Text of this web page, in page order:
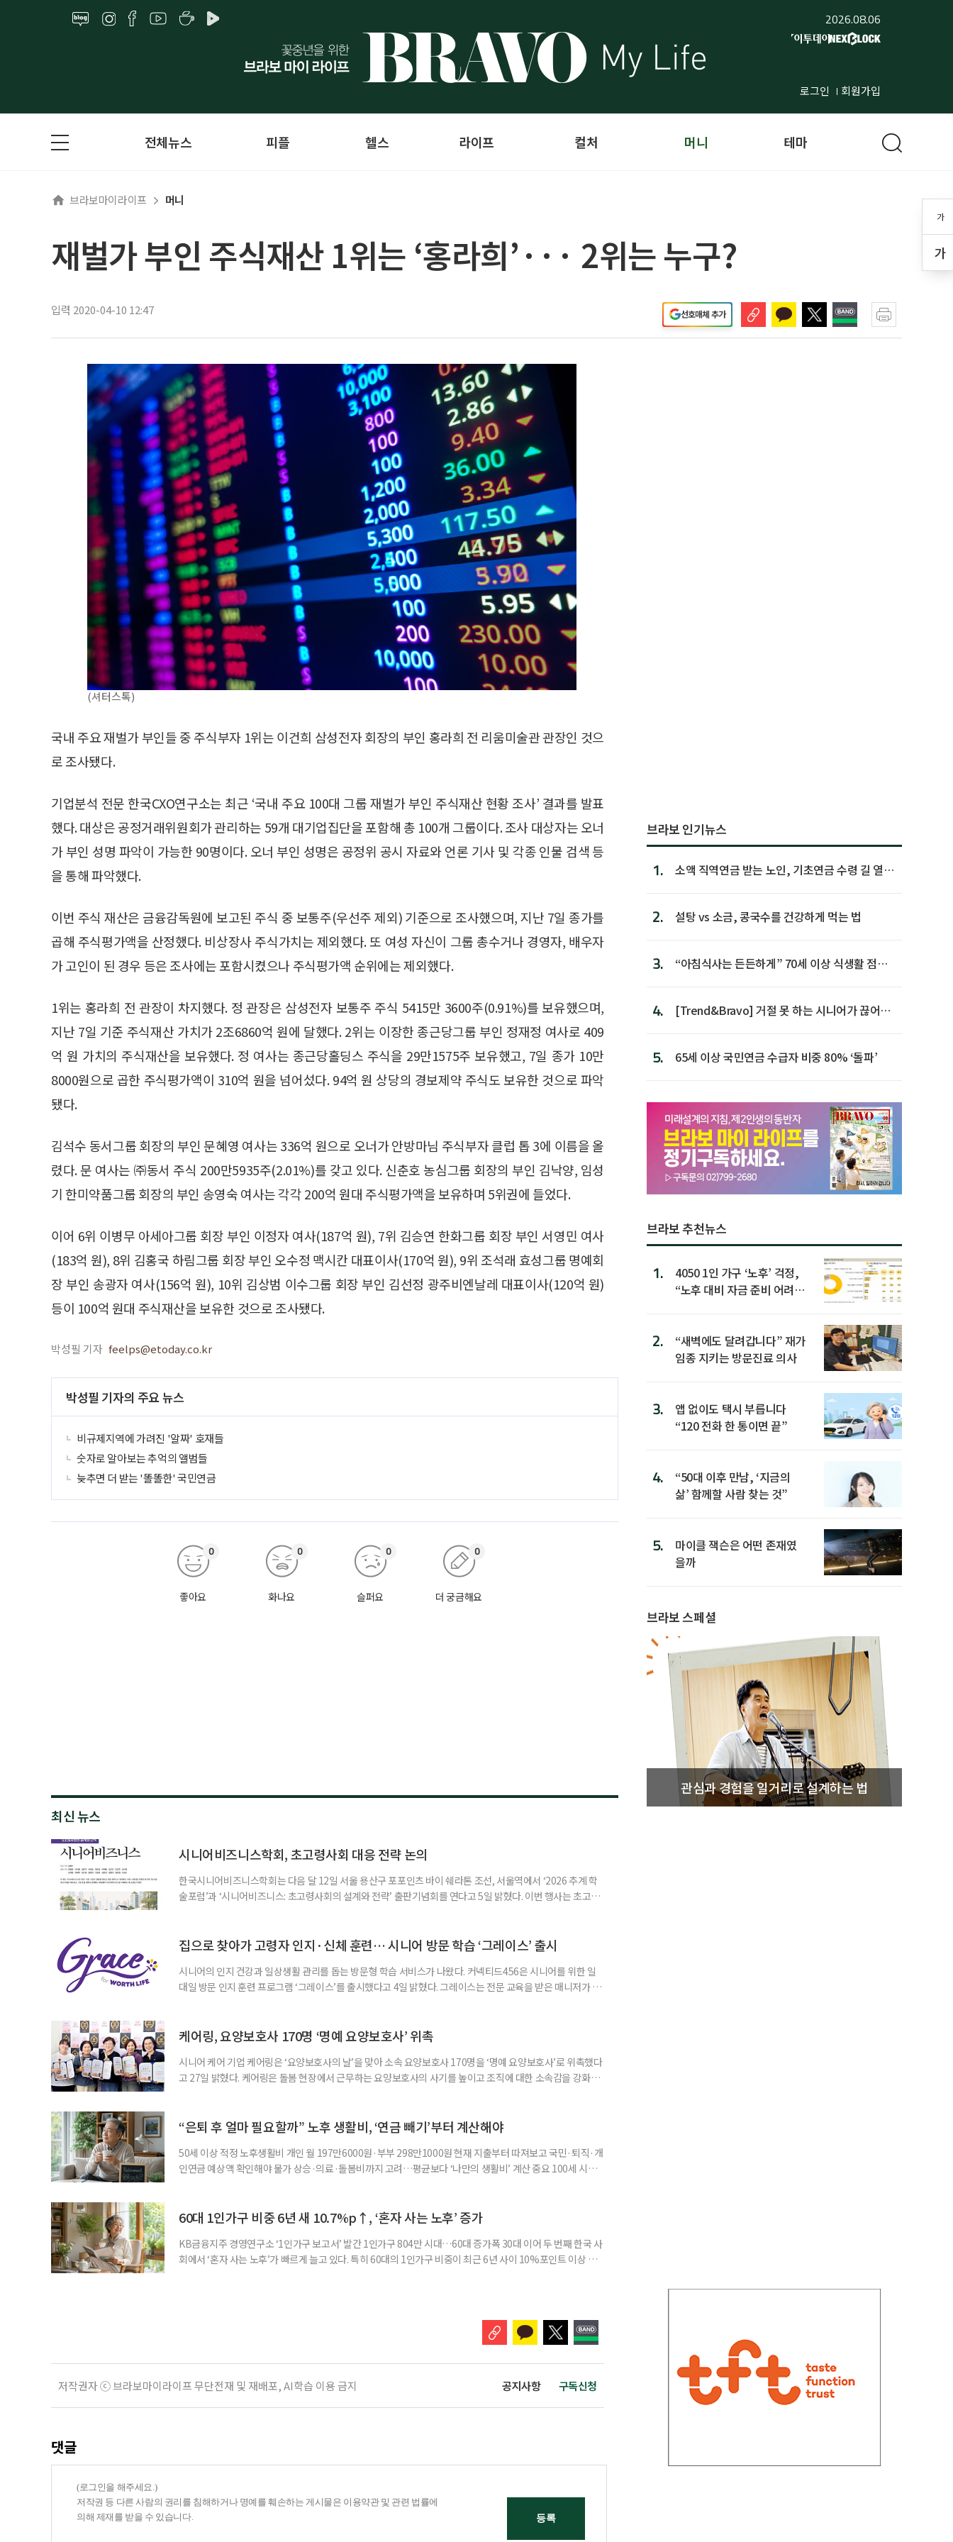
2026.08.06
로그인 회원가입
가
가
전체뉴스 피플 헬스 라이프 컬처 머니 테마
브라보마이라이프 머니
재벌가 부인 주식재산 1위는 ‘홍라희’··· 2위는 누구?
입력 2020-04-10 12:47 선호매체 추가
(셔터스톡)
국내 주요 재벌가 부인들 중 주식부자 1위는 이건희 삼성전자 회장의 부인 홍라희 전 리움미술관 관장인 것으
로 조사됐다.
기업분석 전문 한국CXO연구소는 최근 ‘국내 주요 100대 그룹 재벌가 부인 주식재산 현황 조사’ 결과를 발표
했다. 대상은 공정거래위원회가 관리하는 59개 대기업집단을 포함해 총 100개 그룹이다. 조사 대상자는 오너
가 부인 성명 파악이 가능한 90명이다. 오너 부인 성명은 공정위 공시 자료와 언론 기사 및 각종 인물 검색 등
을 통해 파악했다.
이번 주식 재산은 금융감독원에 보고된 주식 중 보통주(우선주 제외) 기준으로 조사했으며, 지난 7일 종가를
곱해 주식평가액을 산정했다. 비상장사 주식가치는 제외했다. 또 여성 자신이 그룹 총수거나 경영자, 배우자
가 고인이 된 경우 등은 조사에는 포함시켰으나 주식평가액 순위에는 제외했다.
1위는 홍라희 전 관장이 차지했다. 정 관장은 삼성전자 보통주 주식 5415만 3600주(0.91%)를 보유했으며,
지난 7일 기준 주식재산 가치가 2조6860억 원에 달했다. 2위는 이장한 종근당그룹 부인 정재정 여사로 409
억 원 가치의 주식재산을 보유했다. 정 여사는 종근당홀딩스 주식을 29만1575주 보유했고, 7일 종가 10만
8000원으로 곱한 주식평가액이 310억 원을 넘어섰다. 94억 원 상당의 경보제약 주식도 보유한 것으로 파악
됐다.
김석수 동서그룹 회장의 부인 문혜영 여사는 336억 원으로 오너가 안방마님 주식부자 클럽 톱 3에 이름을 올
렸다. 문 여사는 ㈜동서 주식 200만5935주(2.01%)를 갖고 있다. 신춘호 농심그룹 회장의 부인 김낙양, 임성
기 한미약품그룹 회장의 부인 송영숙 여사는 각각 200억 원대 주식평가액을 보유하며 5위권에 들었다.
이어 6위 이병무 아세아그룹 회장 부인 이정자 여사(187억 원), 7위 김승연 한화그룹 회장 부인 서영민 여사
(183억 원), 8위 김홍국 하림그룹 회장 부인 오수정 맥시칸 대표이사(170억 원), 9위 조석래 효성그룹 명예회
장 부인 송광자 여사(156억 원), 10위 김상범 이수그룹 회장 부인 김선정 광주비엔날레 대표이사(120억 원)
등이 100억 원대 주식재산을 보유한 것으로 조사됐다.
박성필 기자 feelps@etoday.co.kr
박성필 기자의 주요 뉴스
비규제지역에 가려진 '알짜' 호재들
숫자로 알아보는 추억의 앨범들
늦추면 더 받는 '똘똘한' 국민연금
좋아요
0
화나요
0
슬퍼요
0
더 궁금해요
0
최신 뉴스
시니어비즈니스학회, 초고령사회 대응 전략 논의
한국시니어비즈니스학회는 다음 달 12일 서울 용산구 포포인츠 바이 쉐라톤 조선, 서울역에서 ‘2026 추계 학
술포럼’과 ‘시니어비즈니스: 초고령사회의 설계와 전략’ 출판기념회를 연다고 5일 밝혔다. 이번 행사는 초고령
계하다’를 주제로 기조강연을 한다. 이어 공동저자들이 돌봄과 금융, 헬스케어, 여가, 식품, 디지털 기술 등
집으로 찾아가 고령자 인지·신체 훈련… 시니어 방문 학습 ‘그레이스’ 출시
시니어의 인지 건강과 일상생활 관리를 돕는 방문형 학습 서비스가 나왔다. 커넥티드456은 시니어를 위한 일
대일 방문 인지 훈련 프로그램 ‘그레이스’를 출시했다고 4일 밝혔다. 그레이스는 전문 교육을 받은 매니저가 주
사용하는 자체 개발 워크북이 활용된다. 문제는 기억력과 주의집중력, 언어능력, 시공간 능력, 계산 능
케어링, 요양보호사 170명 ‘명예 요양보호사’ 위촉
시니어 케어 기업 케어링은 ‘요양보호사의 날’을 맞아 소속 요양보호사 170명을 ‘명예 요양보호사’로 위촉했다
고 27일 밝혔다. 케어링은 돌봄 현장에서 근무하는 요양보호사의 사기를 높이고 조직에 대한 소속감을 강화하
점에서 선정된 요양보호사들에게 위촉장과 감사 편지를 전달했다. 우수 요양보호사들이 현장에서 쌓은 돌봄
“은퇴 후 얼마 필요할까” 노후 생활비, ‘연금 빼기’부터 계산해야
50세 이상 적정 노후생활비 개인 월 197만6000원·부부 298만1000원 현재 지출부터 따져보고 국민·퇴직·개
인연금 예상액 확인해야 물가 상승·의료·돌봄비까지 고려…평균보다 ‘나만의 생활비’ 계산 중요 100세 시대
준비의 출발점이라는 조언이 나온다. 조고은 하나금융연구소 하나더넥스트연구센터 수석연구원은 은퇴
60대 1인가구 비중 6년 새 10.7%p↑, ‘혼자 사는 노후’ 증가
KB금융지주 경영연구소 ‘1인가구 보고서’ 발간 1인가구 804만 시대…60대 증가폭 30대 이어 두 번째 한국 사
회에서 ‘혼자 사는 노후’가 빠르게 늘고 있다. 특히 60대의 1인가구 비중이 최근 6년 사이 10%포인트 이상 상
저작권자 ⓒ 브라보마이라이프 무단전재 및 재배포, AI학습 이용 금지 공지사항 구독신청
댓글
브라보 인기뉴스
1.
소액 직역연금 받는 노인, 기초연금 수령 길 열린
2. 설탕 vs 소금, 콩국수를 건강하게 먹는 법
3.
“아침식사는 든든하게” 70세 이상 식생활 점수
4.
[Trend&Bravo] 거절 못 하는 시니어가 끊어야
5. 65세 이상 국민연금 수급자 비중 80% ‘돌파’
브라보 추천뉴스
1.
4050 1인 가구 ‘노후’ 걱정,
“노후 대비 자금 준비 어려
2.
“새벽에도 달려갑니다” 재가
임종 지키는 방문진료 의사
3.
앱 없이도 택시 부릅니다
“120 전화 한 통이면 끝”
4.
“50대 이후 만남, ‘지금의
삶’ 함께할 사람 찾는 것”
5.
마이클 잭슨은 어떤 존재였
을까
브라보 스페셜
관심과 경험을 일거리로 설계하는 법